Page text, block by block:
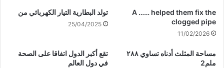
A …… helped them fix the
clogged pipe
11/02/2026
تولد البطارية التيار الكهربائي من
25/04/2025
مساحة المثلث أدناه تساوي ٢٨٨
ملم2
تقع أكبر الدول اتفاقا على الصحة
في دول العالم